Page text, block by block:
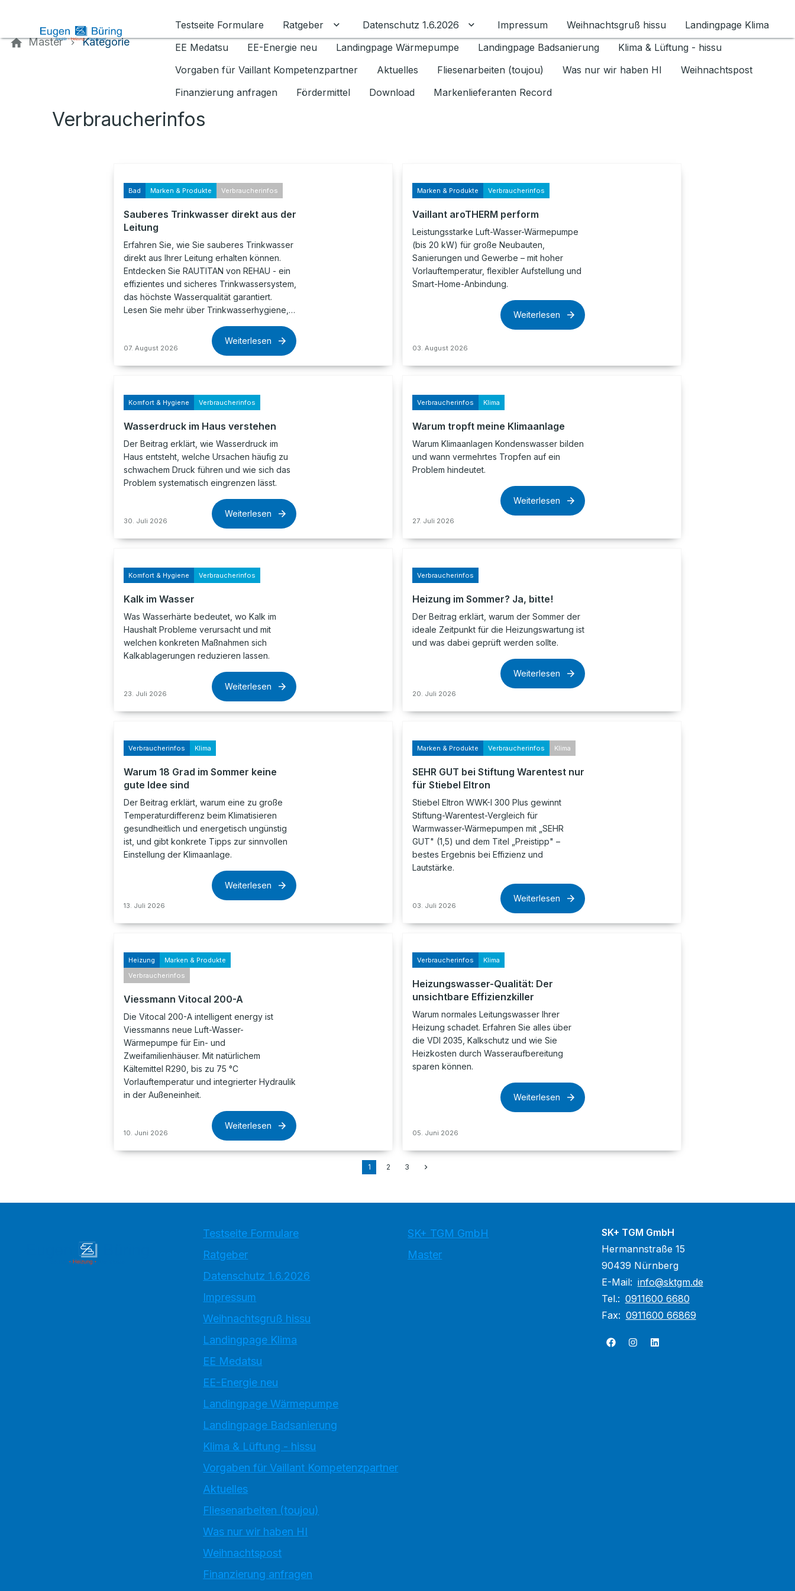
Testseite Formulare
Ratgeber Untermenü für Ratgeber umschalten
Datenschutz 1.6.2026 Untermenü für Datenschutz 1.6.2026 umschalten
Impressum Weihnachtsgruß hissu
Landingpage Klima
EE Medatsu
EE-Energie neu Landingpage Wärmepumpe Landingpage Badsanierung
Klima & Lüftung - hissu
Vorgaben für Vaillant Kompetenzpartner
Aktuelles Fliesenarbeiten (toujou) Was nur wir haben HI
Weihnachtspost
Finanzierung anfragen
Fördermittel Download Markenlieferanten Record
Master Kategorie
Verbraucherinfos
Bad Marken & Produkte Verbraucherinfos
Sauberes Trinkwasser direkt aus der
Leitung
Erfahren Sie, wie Sie sauberes Trinkwasser
direkt aus Ihrer Leitung erhalten können.
Entdecken Sie RAUTITAN von REHAU - ein
effizientes und sicheres Trinkwassersystem,
das höchste Wasserqualität garantiert.
Lesen Sie mehr über Trinkwasserhygiene,…
07. August 2026
Weiterlesen
Marken & Produkte Verbraucherinfos
Vaillant aroTHERM perform
Leistungsstarke Luft-Wasser-Wärmepumpe
(bis 20 kW) für große Neubauten,
Sanierungen und Gewerbe – mit hoher
Vorlauftemperatur, flexibler Aufstellung und
Smart-Home-Anbindung.
03. August 2026
Weiterlesen
Komfort & Hygiene Verbraucherinfos
Wasserdruck im Haus verstehen
Der Beitrag erklärt, wie Wasserdruck im
Haus entsteht, welche Ursachen häufig zu
schwachem Druck führen und wie sich das
Problem systematisch eingrenzen lässt.
30. Juli 2026
Weiterlesen
Verbraucherinfos Klima
Warum tropft meine Klimaanlage
Warum Klimaanlagen Kondenswasser bilden
und wann vermehrtes Tropfen auf ein
Problem hindeutet.
27. Juli 2026
Weiterlesen
Komfort & Hygiene Verbraucherinfos
Kalk im Wasser
Was Wasserhärte bedeutet, wo Kalk im
Haushalt Probleme verursacht und mit
welchen konkreten Maßnahmen sich
Kalkablagerungen reduzieren lassen.
23. Juli 2026
Weiterlesen
Verbraucherinfos
Heizung im Sommer? Ja, bitte!
Der Beitrag erklärt, warum der Sommer der
ideale Zeitpunkt für die Heizungswartung ist
und was dabei geprüft werden sollte.
20. Juli 2026
Weiterlesen
Verbraucherinfos Klima
Warum 18 Grad im Sommer keine
gute Idee sind
Der Beitrag erklärt, warum eine zu große
Temperaturdifferenz beim Klimatisieren
gesundheitlich und energetisch ungünstig
ist, und gibt konkrete Tipps zur sinnvollen
Einstellung der Klimaanlage.
13. Juli 2026
Weiterlesen
Marken & Produkte Verbraucherinfos Klima
SEHR GUT bei Stiftung Warentest nur
für Stiebel Eltron
Stiebel Eltron WWK-I 300 Plus gewinnt
Stiftung-Warentest-Vergleich für
Warmwasser-Wärmepumpen mit „SEHR
GUT" (1,5) und dem Titel „Preistipp" –
bestes Ergebnis bei Effizienz und
Lautstärke.
03. Juli 2026
Weiterlesen
Heizung
Marken & Produkte
Verbraucherinfos
Viessmann Vitocal 200-A
Die Vitocal 200-A intelligent energy ist
Viessmanns neue Luft-Wasser-
Wärmepumpe für Ein- und
Zweifamilienhäuser. Mit natürlichem
Kältemittel R290, bis zu 75 °C
Vorlauftemperatur und integrierter Hydraulik
in der Außeneinheit.
10. Juni 2026
Weiterlesen
Verbraucherinfos Klima
Heizungswasser-Qualität: Der
unsichtbare Effizienzkiller
Warum normales Leitungswasser Ihrer
Heizung schadet. Erfahren Sie alles über
die VDI 2035, Kalkschutz und wie Sie
Heizkosten durch Wasseraufbereitung
sparen können.
05. Juni 2026
Weiterlesen
1 2 3
Testseite Formulare
Ratgeber
Datenschutz 1.6.2026
Impressum
Weihnachtsgruß hissu
Landingpage Klima
EE Medatsu
EE-Energie neu
Landingpage Wärmepumpe
Landingpage Badsanierung
Klima & Lüftung - hissu
Vorgaben für Vaillant Kompetenzpartner
Aktuelles
Fliesenarbeiten (toujou)
Was nur wir haben HI
Weihnachtspost
Finanzierung anfragen
SK+ TGM GmbH
Master
SK+ TGM GmbH
Hermannstraße 15
90439 Nürnberg
E-Mail: info@sktgm.de
Tel.: 0911600 6680
Fax: 0911600 66869